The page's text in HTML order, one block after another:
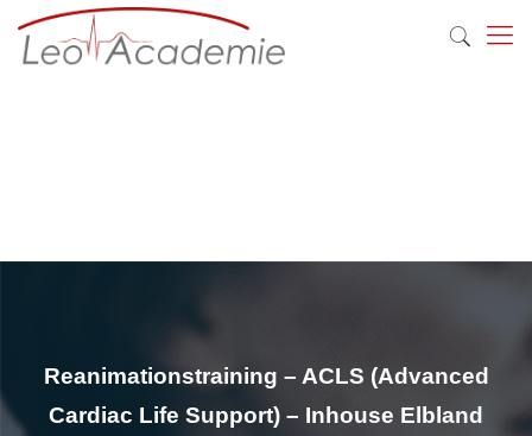
Reanimationstraining – ACLS (Advanced
Cardiac Life Support) – Inhouse Elbland